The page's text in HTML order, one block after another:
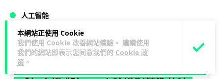
本網站正使用 Cookie
我們使用 Cookie 改善網站體驗。 繼續使用
我們的網站即表示您同意我們的 Cookie 政
策 。
人工智能
Vin 19 小時
地盤偷吸煙難逃高空法眼 勞工處出動熱